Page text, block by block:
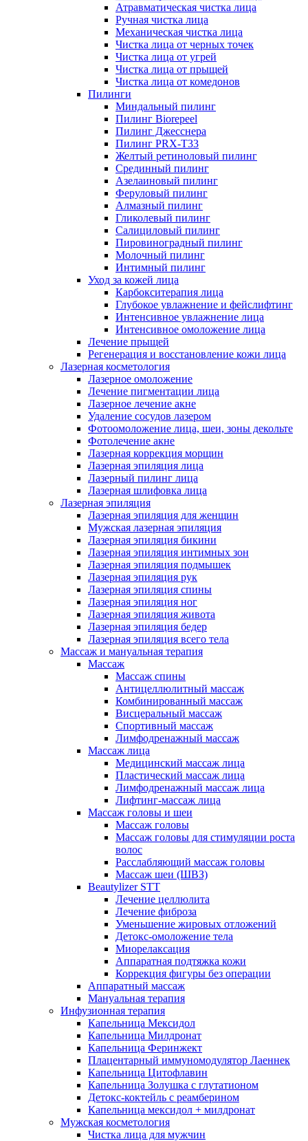
Атравматическая чистка лица
Ручная чистка лица
Механическая чистка лица
Чистка лица от черных точек
Чистка лица от угрей
Чистка лица от прыщей
Чистка лица от комедонов
Пилинги
Миндальный пилинг
Пилинг Biorepeel
Пилинг Джесснера
Пилинг PRX-T33
Желтый ретиноловый пилинг
Срединный пилинг
Азелаиновый пилинг
Феруловый пилинг
Алмазный пилинг
Гликолевый пилинг
Салициловый пилинг
Пировиноградный пилинг
Молочный пилинг
Интимный пилинг
Уход за кожей лица
Карбокситерапия лица
Глубокое увлажнение и фейслифтинг
Интенсивное увлажнение лица
Интенсивное омоложение лица
Лечение прыщей
Регенерация и восстановление кожи лица
Лазерная косметология
Лазерное омоложение
Лечение пигментации лица
Лазерное лечение акне
Удаление сосудов лазером
Фотоомоложение лица, шеи, зоны декольте
Фотолечение акне
Лазерная коррекция морщин
Лазерная эпиляция лица
Лазерный пилинг лица
Лазерная шлифовка лица
Лазерная эпиляция
Лазерная эпиляция для женщин
Мужская лазерная эпиляция
Лазерная эпиляция бикини
Лазерная эпиляция интимных зон
Лазерная эпиляция подмышек
Лазерная эпиляция рук
Лазерная эпиляция спины
Лазерная эпиляция ног
Лазерная эпиляция живота
Лазерная эпиляция бедер
Лазерная эпиляция всего тела
Массаж и мануальная терапия
Массаж
Массаж спины
Антицеллюлитный массаж
Комбинированный массаж
Висцеральный массаж
Спортивный массаж
Лимфодренажный массаж
Массаж лица
Медицинский массаж лица
Пластический массаж лица
Лимфодренажный массаж лица
Лифтинг-массаж лица
Массаж головы и шеи
Массаж головы
Массаж головы для стимуляции роста
волос
Расслабляющий массаж головы
Массаж шеи (ШВЗ)
Beautylizer STT
Лечение целлюлита
Лечение фиброза
Уменьшение жировых отложений
Детокс-омоложение тела
Миорелаксация
Аппаратная подтяжка кожи
Коррекция фигуры без операции
Аппаратный массаж
Мануальная терапия
Инфузионная терапия
Капельница Мексидол
Капельница Милдронат
Капельница Феринжект
Плацентарный иммуномодулятор Лаеннек
Капельница Цитофлавин
Капельница Золушка с глутатионом
Детокс-коктейль с реамберином
Капельница мексидол + милдронат
Мужская косметология
Чистка лица для мужчин